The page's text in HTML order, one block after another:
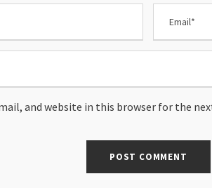
and website in this browser for the